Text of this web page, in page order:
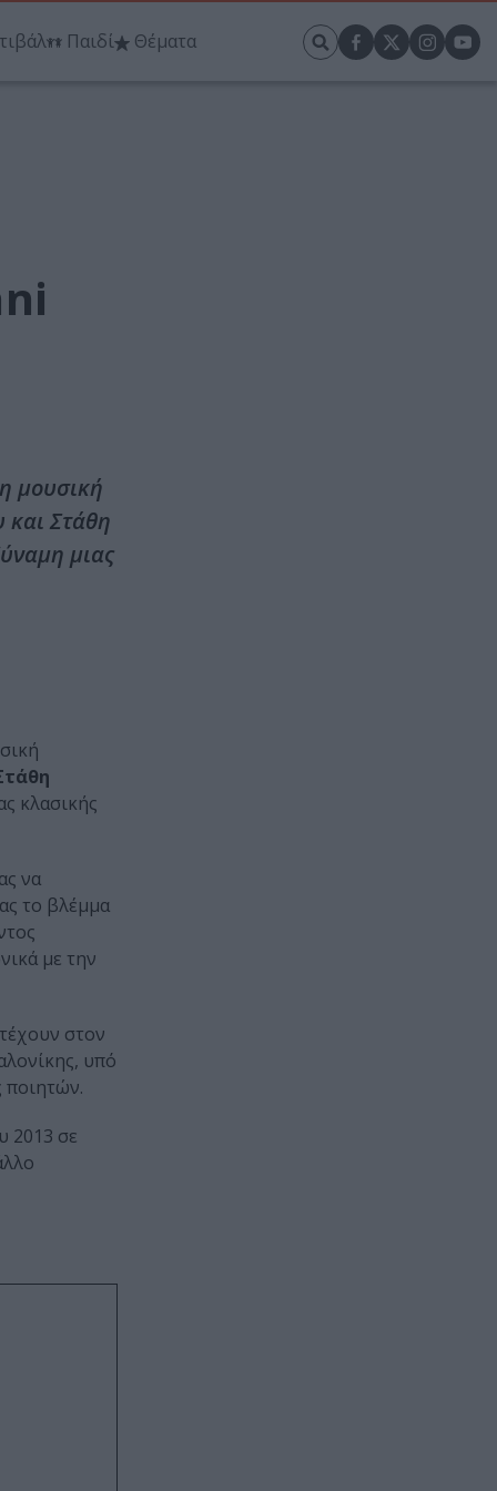
Παιδί Θέματα
μουσική
Στάθη
μιας
κλασικής
να
το βλέμμα
με την
στον
υπό
ποιητών.
2013 σε